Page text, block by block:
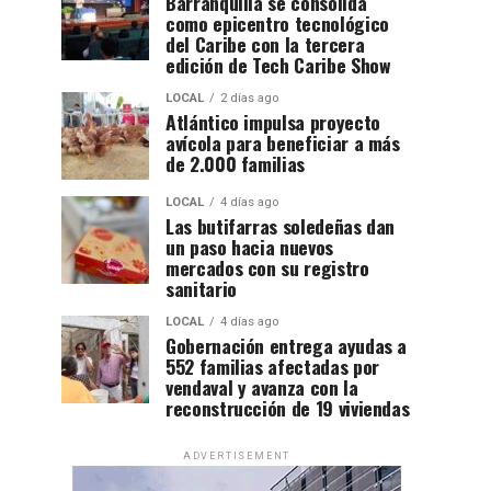
como epicentro tecnológico
del Caribe con la tercera
edición de Tech Caribe Show
LOCAL 2 días ago
Atlántico impulsa proyecto
avícola para beneficiar a más
de 2.000 familias
LOCAL 4 días ago
Las butifarras soledeñas dan
un paso hacia nuevos
mercados con su registro
sanitario
LOCAL 4 días ago
Gobernación entrega ayudas a
552 familias afectadas por
vendaval y avanza con la
reconstrucción de 19 viviendas
ADVERTISEMENT